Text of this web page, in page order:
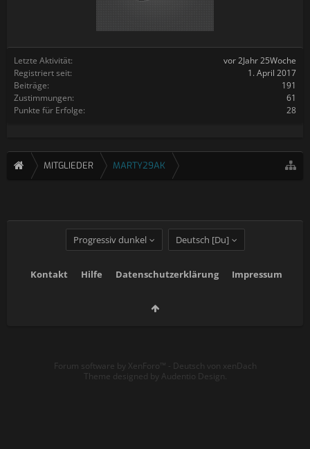
Letzte Aktivität:
vor 2Jahr 25Woche
Registriert seit:
1. April 2017
Beiträge:
191
Zustimmungen:
61
Punkte für Erfolge:
28
MITGLIEDER MARTY29AK
Progressiv dunkel Deutsch [Du]
Kontakt Hilfe Datenschutzerklärung Impressum
Forum software by XenForo™ - Deutsch von xenDach
Theme designed by Audentio Design.